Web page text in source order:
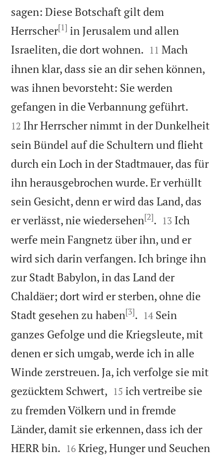
sagen: Diese Botschaft gilt dem
Herrscher[1] in Jerusalem und allen
Israeliten, die dort wohnen. 

11 Mach
ihnen klar, dass sie an dir sehen können,
was ihnen bevorsteht: Sie werden
gefangen in die Verbannung geführt.
12 Ihr Herrscher nimmt in der Dunkelheit
sein Bündel auf die Schultern und flieht
durch ein Loch in der Stadtmauer, das für
ihn herausgebrochen wurde. Er verhüllt
sein Gesicht, denn er wird das Land, das
er verlässt, nie wiedersehen[2]. 

13 Ich
werfe mein Fangnetz über ihn, und er
wird sich darin verfangen. Ich bringe ihn
zur Stadt Babylon, in das Land der
Chaldäer; dort wird er sterben, ohne die
Stadt gesehen zu haben[3]. 

14 Sein
ganzes Gefolge und die Kriegsleute, mit
denen er sich umgab, werde ich in alle
Winde zerstreuen. Ja, ich verfolge sie mit
gezücktem Schwert, 

15 ich vertreibe sie
zu fremden Völkern und in fremde
Länder, damit sie erkennen, dass ich der
HERR bin. 

16 Krieg, Hunger und Seuchen